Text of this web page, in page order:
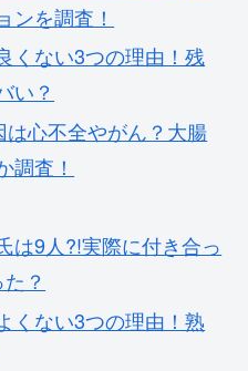
ンを調査！
くない3つの理由！残
い？
心不全やがん？大腸
調査！
は9人?!実際に付き合っ
？
くない3つの理由！熟